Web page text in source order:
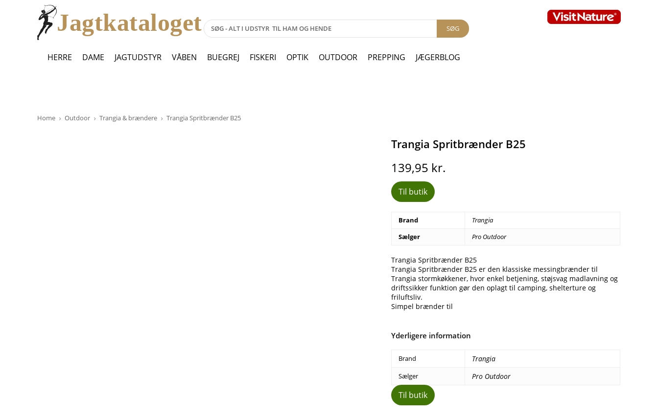
Jagtkataloget SØG
HERRE DAME JAGTUDSTYR VÅBEN BUEGREJ FISKERI OPTIK OUTDOOR PREPPING JÆGERBLOG
Home Outdoor Trangia & brændere Trangia Spritbrænder B25
Trangia Spritbrænder B25
139,95 kr.
Til butik
Brand
Trangia
Sælger
Pro Outdoor
Trangia Spritbrænder B25
Trangia Spritbrænder B25 er den klassiske messingbrænder til
Trangia stormkøkkener, hvor enkel betjening, støjsvag madlavning og
driftssikker funktion gør den oplagt til camping, shelterture og
friluftsliv.
Simpel brænder til
Yderligere information
Brand Trangia
Sælger Pro Outdoor
Til butik